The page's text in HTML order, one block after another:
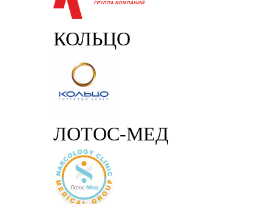
КОЛЬЦО
ЛОТОС-МЕД